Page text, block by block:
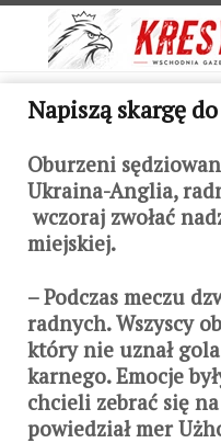
Napiszą skargę do
Oburzeni
Ukraina-Anglia,
wczoraj zwołać
miejskiej.
– Podczas meczu
radnych. Wszyscy
który nie uznał
karnego. Emocje
chcieli zebrać się
powiedział mer